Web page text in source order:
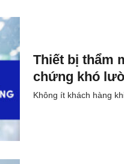
Thiết bị thẩm
chứng khó
Không ít khách hàng